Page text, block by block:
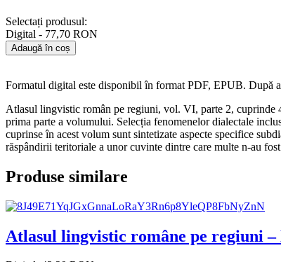
Selectați produsul:
Digital - 77,70 RON
Adaugă în coș
Formatul digital este disponibil în format PDF, EPUB. După
Atlasul lingvistic român pe regiuni, vol. VI, parte 2, cuprinde
prima parte a volumului. Selecția fenomenelor dialectale
cuprinse în acest volum sunt sintetizate aspecte specifice
răspândirii teritoriale a unor cuvinte dintre care multe n-au
Produse similare
Atlasul lingvistic române pe regiuni